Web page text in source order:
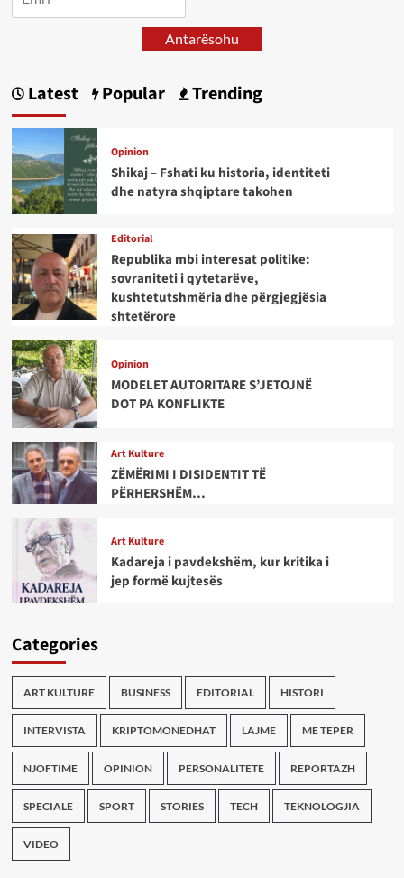
Antarësohu
Latest Popular Trending
Opinion
Shikaj – Fshati ku historia, identiteti
dhe natyra shqiptare takohen
Editorial
Republika mbi interesat politike:
sovraniteti i qytetarëve,
kushtetutshmëria dhe përgjegjësia
shtetërore
Opinion
MODELET AUTORITARE S’JETOJNË
DOT PA KONFLIKTE
Art Kulture
ZËMËRIMI I DISIDENTIT TË
PËRHERSHËM…
Art Kulture
Kadareja i pavdekshëm, kur kritika i
jep formë kujtesës
Categories
ART KULTURE BUSINESS EDITORIAL HISTORI
INTERVISTA KRIPTOMONEDHAT LAJME ME TEPER
NJOFTIME OPINION PERSONALITETE REPORTAZH
SPECIALE SPORT STORIES TECH TEKNOLOGJIA
VIDEO